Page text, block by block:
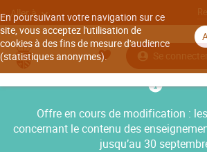
En poursuivant votre navigation sur ce
site, vous acceptez l'utilisation de
cookies à des fins de mesure d'audience
(statistiques anonymes).
Aller à
Se connecter
Offre en cours de modification :
concernant le contenu des
jusqu’au 30